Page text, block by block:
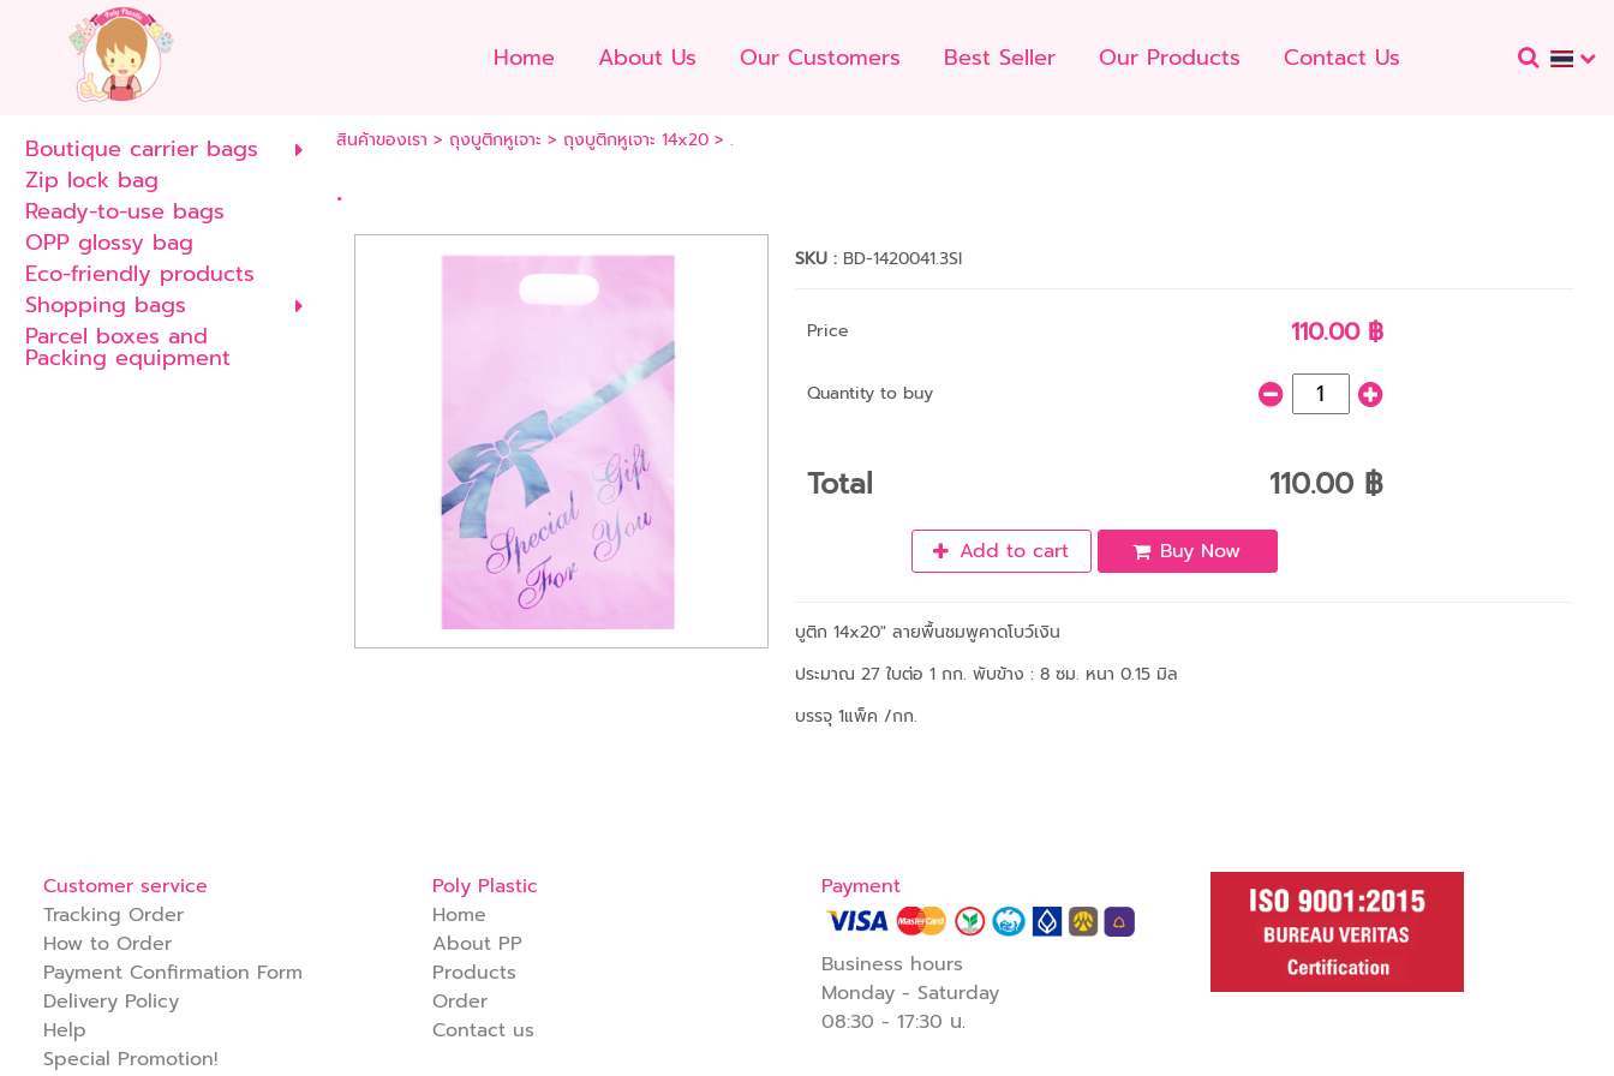
Home About Us Our Customers Best Seller Our Products Contact Us
Boutique carrier bags
Zip lock bag
Ready-to-use bags
OPP glossy bag
Eco-friendly products
Shopping bags
Parcel boxes and
Packing equipment
สินค้าของเรา > ถุงบูติกหูเจาะ > ถุงบูติกหูเจาะ 14x20> .
.
SKU : BD-1420041.3SI
Price 110.00 ฿
Quantity to buy
Total 110.00 ฿
Add to cart Buy Now
บูติก 14x20" ลายพื้นชมพูคาดโบว์เงิน
ประมาณ 27 ใบต่อ 1 กก. พับข้าง : 8 ซม. หนา 0.15 มิล
บรรจุ 1แพ็ค /กก.
Customer service
Tracking Order
How to Order
Payment Confirmation Form
Delivery Policy
Help
Special Promotion!
Poly Plastic
Home
About PP
Products
Order
Contact us
Payment
Business hours
Monday - Saturday
08:30 - 17:30 น.